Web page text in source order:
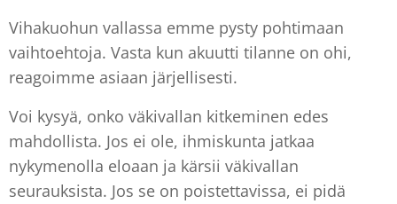
Vihakuohun vallassa emme pysty pohtimaan
vaihtoehtoja. Vasta kun akuutti tilanne on ohi,
reagoimme asiaan järjellisesti.
Voi kysyä, onko väkivallan kitkeminen edes
mahdollista. Jos ei ole, ihmiskunta jatkaa
nykymenolla eloaan ja kärsii väkivallan
seurauksista. Jos se on poistettavissa, ei pidä